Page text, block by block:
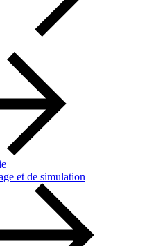
et de simulation